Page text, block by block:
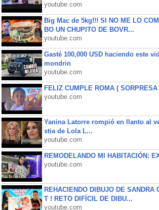
youtube.com
Big Mac de 5kg!!! SI NO ME LO
BO UN CHUPITO DE BOVR...
youtube.com
Gasté 100,000 USD haciendo este
mondrin
youtube.com
FELIZ CUMPLE ROMA ( SORPRESA
youtube.com
Yanina Latorre rompió en llanto al
stia de Lola L...
youtube.com
REMODELANDO MI HABITACIÓN:
youtube.com
REHACIENDO DIBUJO DE SANDRA
T ! RETO DIFÍCIL DE DIBU...
youtube.com